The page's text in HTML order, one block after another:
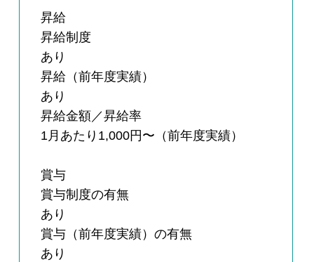
昇給
昇給制度
あり
昇給（前年度実績）
あり
昇給金額／昇給率
1月あたり1,000円〜（前年度実績）
賞与
賞与制度の有無
あり
賞与（前年度実績）の有無
あり